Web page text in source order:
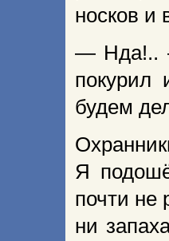
носков и
— Нда!..
покурил
будем
Я
почти не
ни